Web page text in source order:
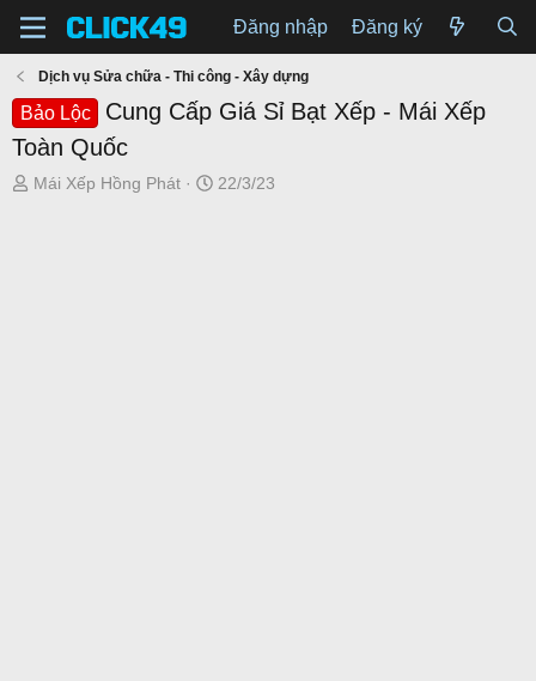
Đăng nhập Đăng ký
Dịch vụ Sửa chữa - Thi công - Xây dựng
Bảo Lộc
Cung Cấp Giá Sỉ Bạt Xếp - Mái Xếp
Toàn Quốc
T
Mái Xếp Hồng Phát
N
22/3/23